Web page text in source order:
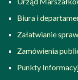
Biura i
Załatwianie
Zamówienia
Punkty